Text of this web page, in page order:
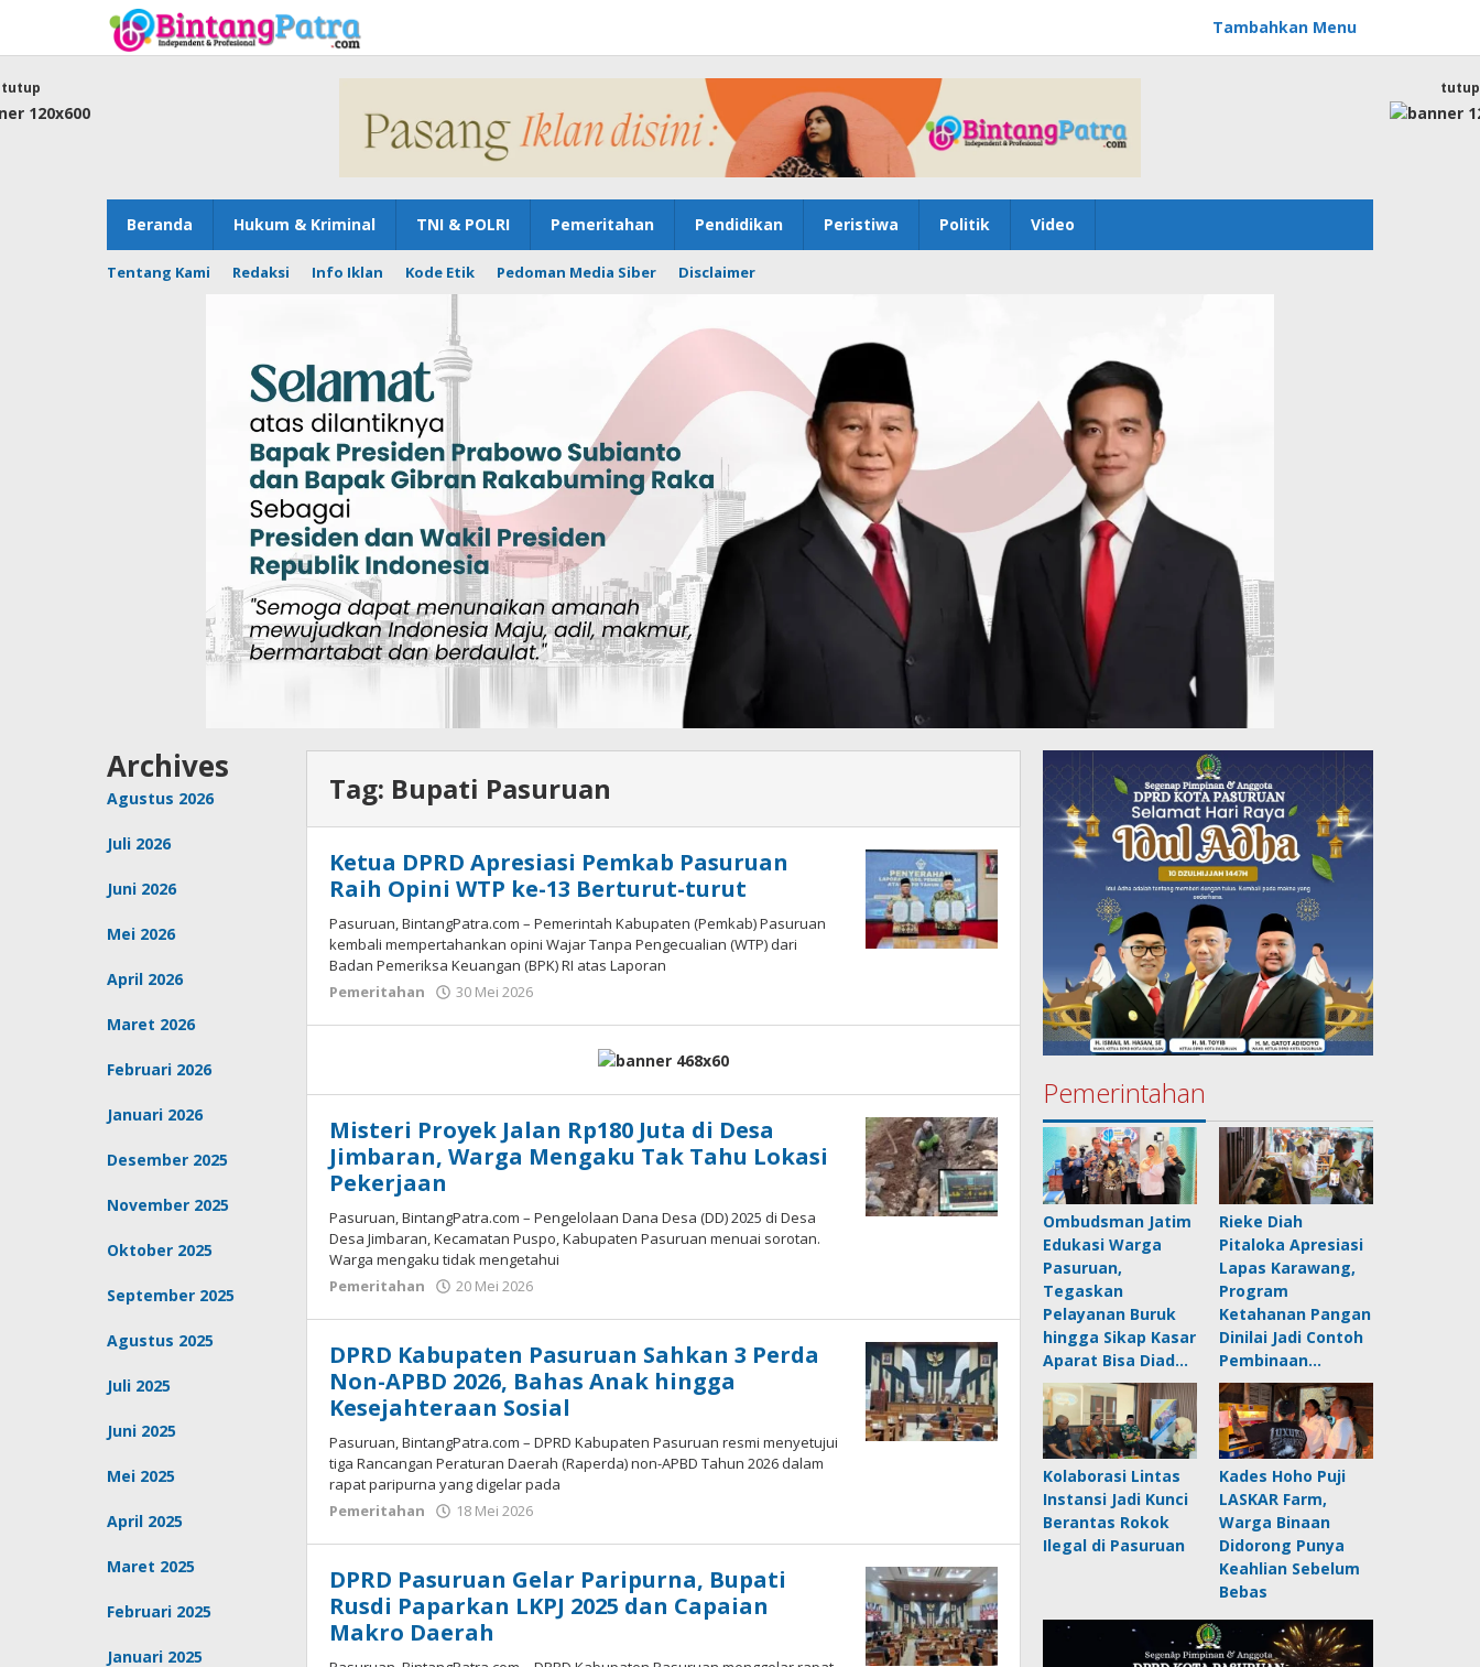
konten
Tambahkan Menu
Beranda Hukum & Kriminal TNI & POLRI Pemeritahan Pendidikan Peristiwa Politik Video
Tentang Kami Redaksi Info Iklan Kode Etik Pedoman Media Siber Disclaimer
tutup tutup
Archives
Agustus 2026
Juli 2026
Juni 2026
Mei 2026
April 2026
Maret 2026
Februari 2026
Januari 2026
Desember 2025
November 2025
Oktober 2025
September 2025
Agustus 2025
Juli 2025
Juni 2025
Mei 2025
April 2025
Maret 2025
Februari 2025
Januari 2025
Tag: Bupati Pasuruan
Ketua DPRD Apresiasi Pemkab Pasuruan
Raih Opini WTP ke-13 Berturut-turut
Pasuruan, BintangPatra.com – Pemerintah Kabupaten (Pemkab) Pasuruan
kembali mempertahankan opini Wajar Tanpa Pengecualian (WTP) dari
Badan Pemeriksa Keuangan (BPK) RI atas Laporan
Pemeritahan
30 Mei 2026
Misteri Proyek Jalan Rp180 Juta di Desa
Jimbaran, Warga Mengaku Tak Tahu Lokasi
Pekerjaan
Pasuruan, BintangPatra.com – Pengelolaan Dana Desa (DD) 2025 di Desa
Desa Jimbaran, Kecamatan Puspo, Kabupaten Pasuruan menuai sorotan.
Warga mengaku tidak mengetahui
Pemeritahan
20 Mei 2026
DPRD Kabupaten Pasuruan Sahkan 3 Perda
Non-APBD 2026, Bahas Anak hingga
Kesejahteraan Sosial
Pasuruan, BintangPatra.com – DPRD Kabupaten Pasuruan resmi menyetujui
tiga Rancangan Peraturan Daerah (Raperda) non-APBD Tahun 2026 dalam
rapat paripurna yang digelar pada
Pemeritahan
18 Mei 2026
DPRD Pasuruan Gelar Paripurna, Bupati
Rusdi Paparkan LKPJ 2025 dan Capaian
Makro Daerah
Pemerintahan
Ombudsman Jatim
Edukasi Warga
Pasuruan,
Tegaskan
Pelayanan Buruk
hingga Sikap Kasar
Aparat Bisa Diad…
Rieke Diah
Pitaloka Apresiasi
Lapas Karawang,
Program
Ketahanan Pangan
Dinilai Jadi Contoh
Pembinaan…
Kolaborasi Lintas
Instansi Jadi Kunci
Berantas Rokok
Ilegal di Pasuruan
Kades Hoho Puji
LASKAR Farm,
Warga Binaan
Didorong Punya
Keahlian Sebelum
Bebas